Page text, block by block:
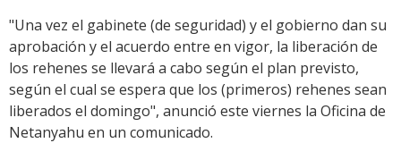
"Una vez el gabinete (de seguridad) y el gobierno dan su
aprobación y el acuerdo entre en vigor, la liberación de
los rehenes se llevará a cabo según el plan previsto,
según el cual se espera que los (primeros) rehenes sean
liberados el domingo", anunció este viernes la Oficina de
Netanyahu en un comunicado.